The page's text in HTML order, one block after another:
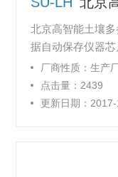
北京高智能土壤
据自动保存仪器
集系统软件》，可
传给微机后，自动
计绘制各种数据的
厂商性质：生产
点击量：2439
更新日期：2017-